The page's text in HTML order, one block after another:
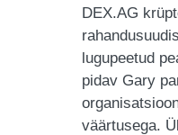
DEX.AG
lugupeetud
pidav Gary
väärtusega.